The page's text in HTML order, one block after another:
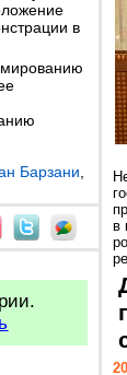
в
Барзани
в